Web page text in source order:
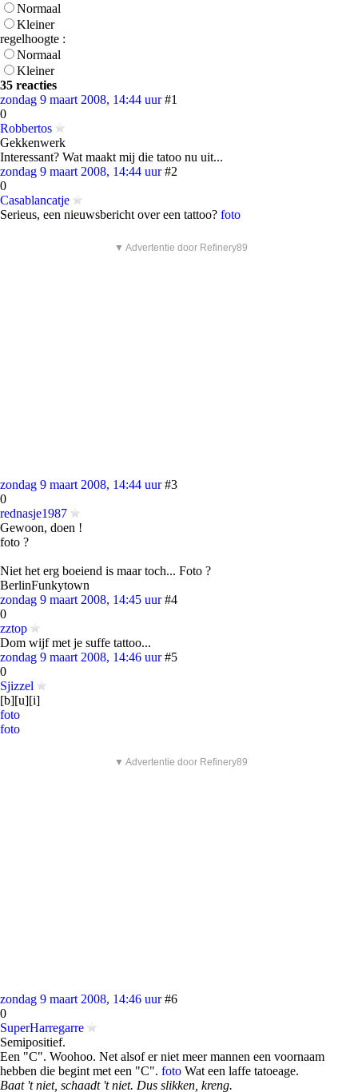
Normaal
Kleiner
regelhoogte :
Normaal
Kleiner
35 reacties
zondag 9 maart 2008, 14:44 uur #1
0
Robbertos
Gekkenwerk
Interessant? Wat maakt mij die tatoo nu uit...
zondag 9 maart 2008, 14:44 uur #2
0
Casablancatje
Serieus, een nieuwsbericht over een tattoo? foto
▼ Advertentie door Refinery89
zondag 9 maart 2008, 14:44 uur #3
0
rednasje1987
Gewoon, doen !
foto ?
Niet het erg boeiend is maar toch... Foto ?
BerlinFunkytown
zondag 9 maart 2008, 14:45 uur #4
0
zztop
Dom wijf met je suffe tattoo...
zondag 9 maart 2008, 14:46 uur #5
0
Sjizzel
[b][u][i]
foto
foto
▼ Advertentie door Refinery89
zondag 9 maart 2008, 14:46 uur #6
0
SuperHarregarre
Semipositief.
Een "C". Woohoo. Net alsof er niet meer mannen een voornaam
hebben die begint met een "C". foto Wat een laffe tatoeage.
Baat 't niet, schaadt 't niet. Dus slikken, kreng.